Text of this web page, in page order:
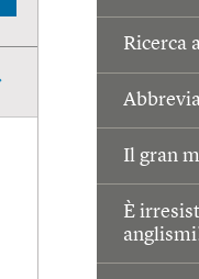
Ricerca
Il gran
È